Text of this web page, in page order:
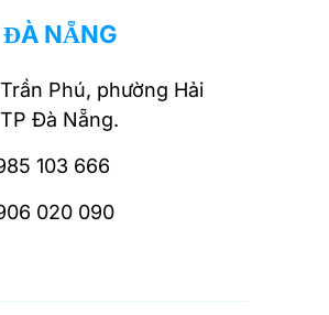
NẴNG
Phú, phường Hải
Đà Nẵng.
103 666
020 090